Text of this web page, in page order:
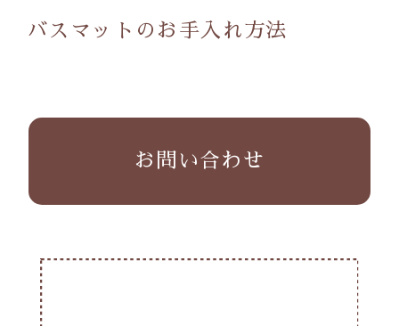
バスマットの お手入れ方法
お問い合わせ